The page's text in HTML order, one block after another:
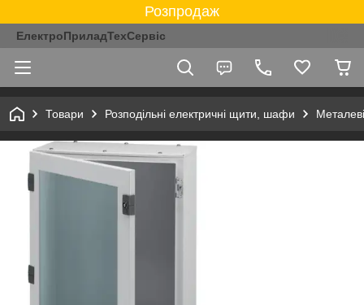
Розпродаж
ЕлектроПриладТехСервіс
Товари Розподільні електричні щити, шафи